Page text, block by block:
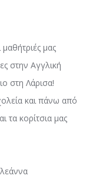
μας
στην Αγγλική
στη Λάρισα!
και πάνω από
τα κορίτσια μας